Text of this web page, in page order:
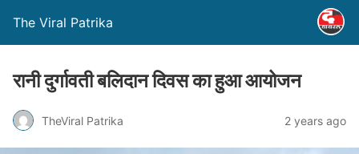
The Viral Patrika
रानी दुर्गावती बलिदान दिवस का हुआ आयोजन
TheViral Patrika 2 years ago